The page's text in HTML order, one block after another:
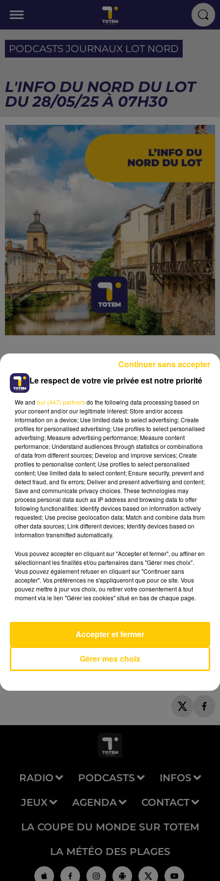
PODCASTS JOURNAUX LOT NORD
L'INFO DU NORD DU LOT
DU 28/05/25 À 07H30
28 mai 2025 - 4 min 6 sec
L'INFO DU NORD DU LOT DU 28/05/25
À 07H30
Ecoutez sur Totem l'information à Tulle, Brive,
dans le Nord du Lot et le pays sarladais avec les
reportages de nos journalistes sur le terrain.
AEROSMITH
RADIO PODCASTS INFOS
JEUX AGENDA CONTACT
LA COUPE DU MONDE SUR TOTEM
LA MÉTÉO DES PLAGES
Le respect de votre vie privée est notre priorité
We and our (447) partnersdo the following data processing based on
your consent and/or our legitimate interest: Store and/or access
information on a device; Use limited data to select advertising; Create
profiles for personalised advertising; Use profiles to select personalised
advertising; Measure advertising performance; Measure content
performance; Understand audiences through statistics or combinations
of data from different sources; Develop and improve services; Create
profiles to personalise content; Use profiles to select personalised
content; Use limited data to select content; Ensure security, prevent and
detect fraud, and fix errors; Deliver and present advertising and content;
Save and communicate privacy choices. These technologies may
process personal data such as IP address and browsing data to offer
following functionalities: Identify devices based on information actively
requested; Use precise geolocation data; Match and combine data from
other data sources; Link different devices; Identify devices based on
information transmitted automatically.
Vous pouvez accepter en cliquant sur "Accepter et fermer", ou affiner en
sélectionnant les finalités et/ou partenaires dans "Gérer mes choix".
Vous pouvez également refuser en cliquant sur "Continuer sans
accepter". Vos préférences ne s'appliqueront que pour ce site. Vous
pouvez mettre à jour vos choix, ou retirer votre consentement à tout
moment via le lien "Gérer les cookies" situé en bas de chaque page.
Gérer mes choix
Accepter et fermer
Continuer sans accepter